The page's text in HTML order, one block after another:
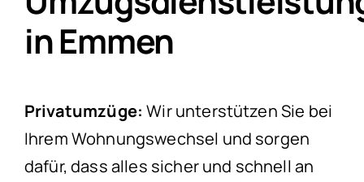
in Emmen
Privatumzüge: Wir unterstützen Sie bei
Ihrem Wohnungswechsel und sorgen
dafür, dass alles sicher und schnell an